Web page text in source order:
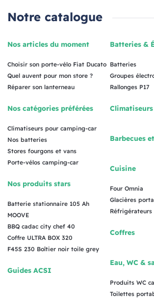
Notre catalogue
Nos articles du moment
Choisir son porte-vélo Fiat Ducato
Quel auvent pour mon store ?
Réparer son lanterneau
Nos catégories préférées
Climatiseurs pour camping-car
Nos batteries
Stores fourgons et vans
Porte-vélos camping-car
Nos produits stars
Batterie stationnaire 105 Ah
MOOVE
BBQ cadac city chef 40
Coffre ULTRA BOX 320
F45S 230 Boîtier noir toile grey
Guides ACSI
Batteries &
Batteries
Groupes
Rallonges P17
Barbecues
Cuisine
Four Omnia
Glacières
Réfrigérateurs
Coffres
Eau, WC &
Produits WC
Toilettes